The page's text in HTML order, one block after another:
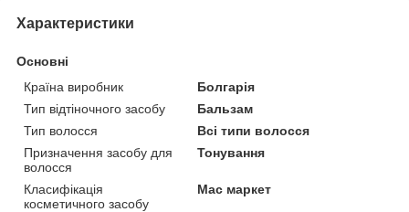
Характеристики
Основні
Країна виробник
Болгарія
Тип відтіночного засобу
Бальзам
Тип волосся
Всі типи волосся
Призначення засобу для
волосся
Тонування
Класифікація
косметичного засобу
Мас маркет